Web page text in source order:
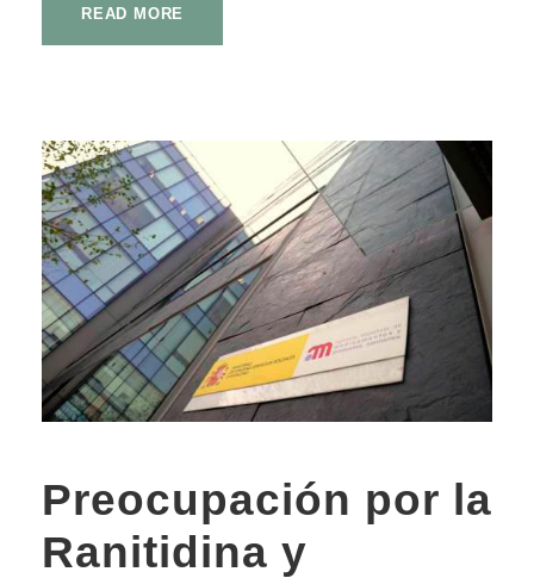
READ MORE
Preocupación por la
Ranitidina y